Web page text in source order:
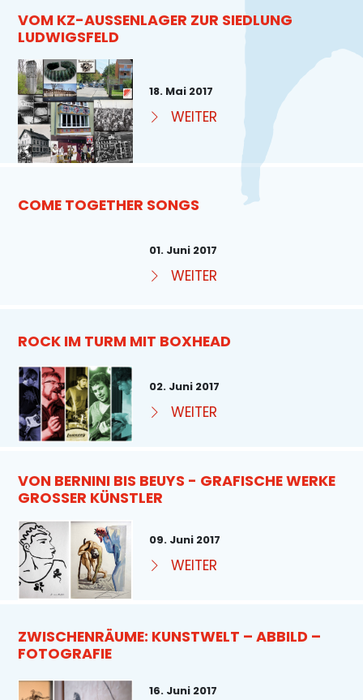
VOM KZ-AUSSENLAGER ZUR SIEDLUNG L
UDWIGSFELD
18. Mai 2017
WEITER
COME TOGETHER SONGS
01. Juni 2017
WEITER
ROCK IM TURM MIT BOXHEAD
02. Juni 2017
WEITER
VON BERNINI BIS BEUYS - GRAFISCHE WERKE
GROSSER KÜNSTLER
09. Juni 2017
WEITER
ZWISCHENRÄUME: KUNSTWELT – ABBILD –
FOTOGRAFIE
16. Juni 2017